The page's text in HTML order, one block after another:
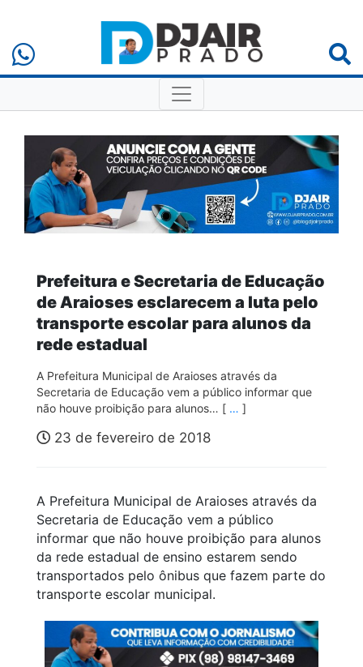
Prefeitura e Secretaria de Educação
de Araioses esclarecem a luta pelo
transporte escolar para alunos da
rede estadual
A Prefeitura Municipal de Araioses através da
Secretaria de Educação vem a público informar que
não houve proibição para alunos… [ … ]
23 de fevereiro de 2018
A Prefeitura Municipal de Araioses através da
Secretaria de Educação vem a público
informar que não houve proibição para alunos
da rede estadual de ensino estarem sendo
transportados pelo ônibus que fazem parte do
transporte escolar municipal.